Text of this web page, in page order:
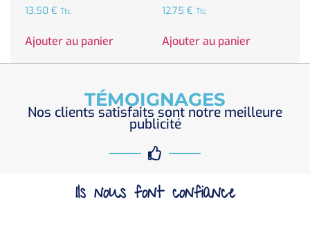
13,50 € Ttc
Ajouter au panier
12,75 € Ttc
Ajouter au panier
TÉMOIGNAGES
Nos clients satisfaits sont notre meilleure
publicité
Ils nous font confiance